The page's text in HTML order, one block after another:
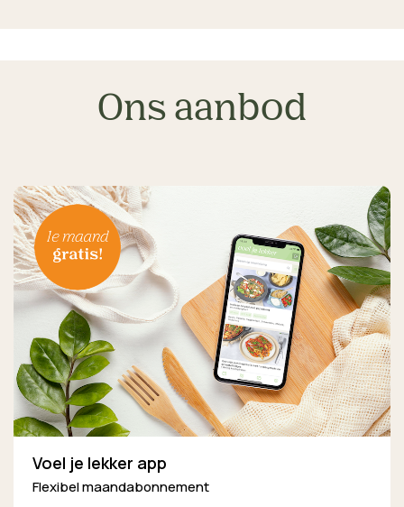
Ons aanbod
Voel je lekker app
Flexibel maandabonnement